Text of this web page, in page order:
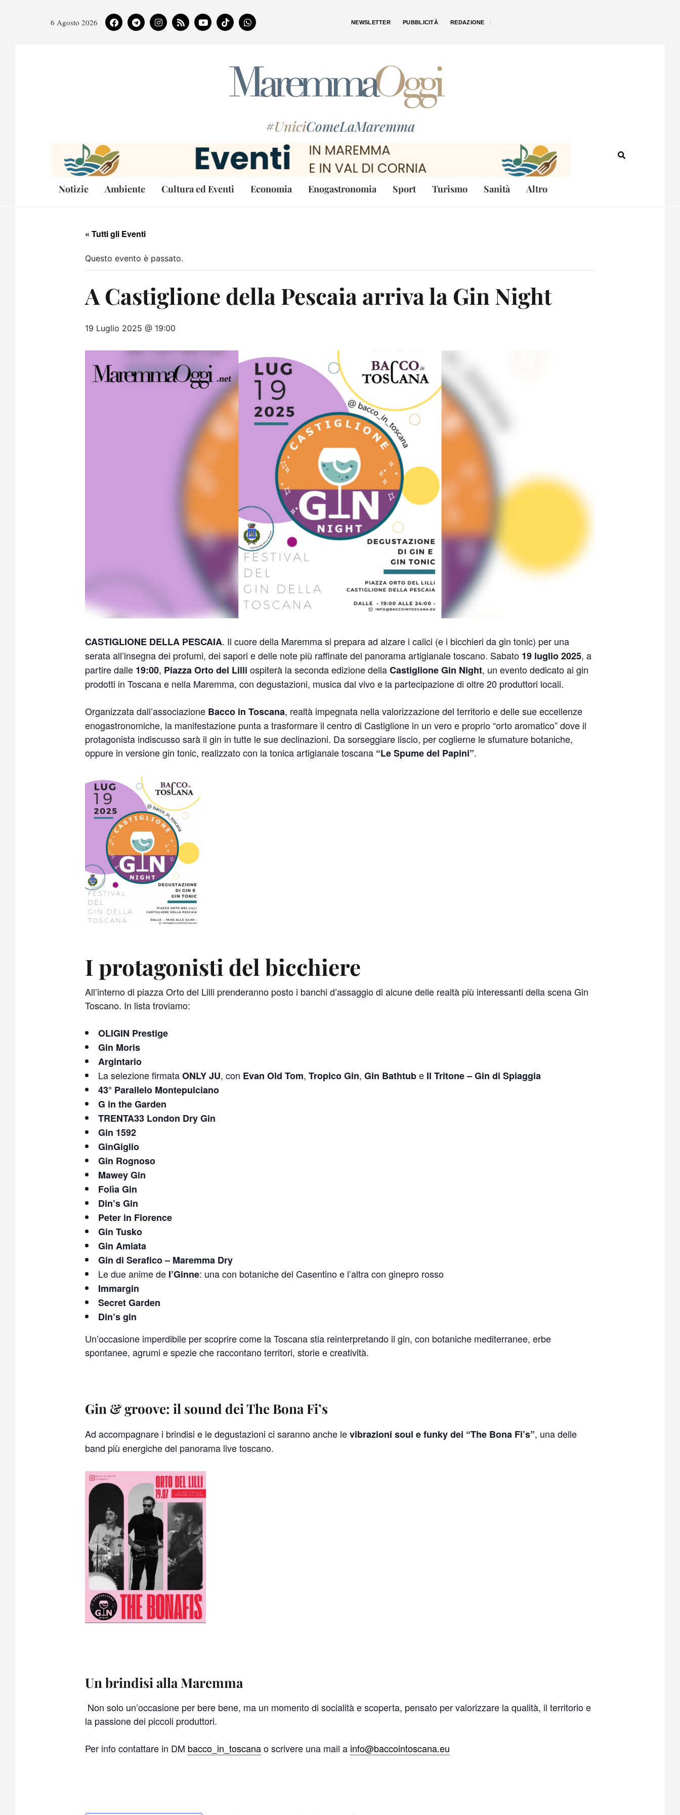
6 Agosto 2026 NEWSLETTER PUBBLICITÀ REDAZIONE
#UniciComeLaMaremma
Notizie Ambiente Cultura ed Eventi Economia Enogastronomia Sport Turismo Sanità Altro
« Tutti gli Eventi
Questo evento è passato.
A Castiglione della Pescaia arriva la Gin Night
19 Luglio 2025 @ 19:00
CASTIGLIONE DELLA PESCAIA. Il cuore della Maremma si prepara ad alzare i calici (e i bicchieri da gin tonic) per una
serata all’insegna dei profumi, dei sapori e delle note più raffinate del panorama artigianale toscano. Sabato 19 luglio 2025, a
partire dalle 19:00, Piazza Orto del Lilli ospiterà la seconda edizione dellaCastiglione Gin Night, un evento dedicato ai gin
prodotti in Toscana e nella Maremma, con degustazioni, musica dal vivo e la partecipazione di oltre 20 produttori locali.
Organizzata dall’associazione Bacco in Toscana, realtà impegnata nella valorizzazione del territorio e delle sue eccellenze
enogastronomiche, la manifestazione punta a trasformare il centro di Castiglione in un vero e proprio “orto aromatico” dove il
protagonista indiscusso sarà il gin in tutte le sue declinazioni. Da sorseggiare liscio, per coglierne le sfumature botaniche,
oppure in versione gin tonic, realizzato con la tonica artigianale toscana “Le Spume del Papini”.
I protagonisti del bicchiere
All’interno di piazza Orto del Lilli prenderanno posto i banchi d’assaggio di alcune delle realtà più interessanti della scena Gin
Toscano. In lista troviamo:
OLIGIN Prestige
Gin Moris
Argintario
La selezione firmataONLY JU, con Evan Old Tom, Tropico Gin, Gin Bathtube Il Tritone – Gin di Spiaggia
43° Parallelo Montepulciano
G in the Garden
TRENTA33 London Dry Gin
Gin 1592
GinGiglio
Gin Rognoso
Mawey Gin
Folìa Gin
Din’s Gin
Peter in Florence
Gin Tusko
Gin Amiata
Gin di Serafico – Maremma Dry
Le due anime de I’Ginne: una con botaniche del Casentino e l’altra con ginepro rosso
Immargin
Secret Garden
Din’s gin
Un’occasione imperdibile per scoprire come la Toscana stia reinterpretando il gin, con botaniche mediterranee, erbe
spontanee, agrumi e spezie che raccontano territori, storie e creatività.
Gin & groove: il sound dei The Bona Fi’s
Ad accompagnare i brindisi e le degustazioni ci saranno anche levibrazioni soul e funky dei “The Bona Fi’s”, una delle
band più energiche del panorama live toscano.
Un brindisi alla Maremma
Non solo un’occasione per bere bene, ma un momento di socialità e scoperta, pensato per valorizzare la qualità, il territorio e
la passione dei piccoli produttori.
Per info contattare in DM bacco_in_toscanao scrivere una mail a info@baccointoscana.eu